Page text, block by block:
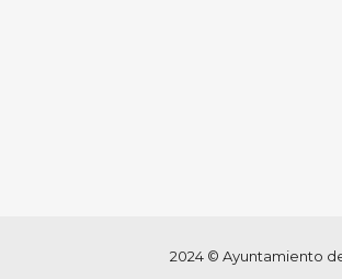
2024 © Ayuntamiento